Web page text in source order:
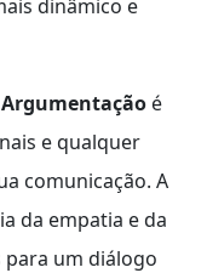
dinâmico e
Argumentação é
e qualquer
comunicação. A
da empatia e da
para um diálogo